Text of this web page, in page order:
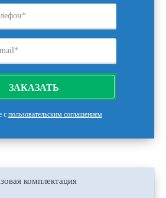
ЗАКАЗАТЬ
с пользовательским соглашением
комплектация